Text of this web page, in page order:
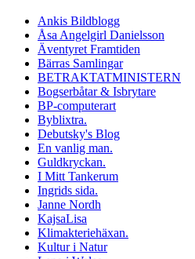
Ankis Bildblogg
Åsa Angelgirl Danielsson
Äventyret Framtiden
Bärras Samlingar
BETRAKTATMINISTERN
Bogserbåtar & Isbrytare
BP-computerart
Byblixtra.
Debutsky's Blog
En vanlig man.
Guldkryckan.
I Mitt Tankerum
Ingrids sida.
Janne Nordh
KajsaLisa
Klimakteriehäxan.
Kultur i Natur